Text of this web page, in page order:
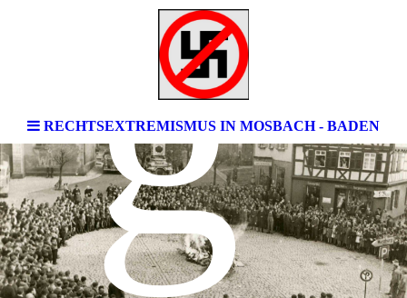
RECHTSEXTREMISMUS IN MOSBACH - BADEN
g